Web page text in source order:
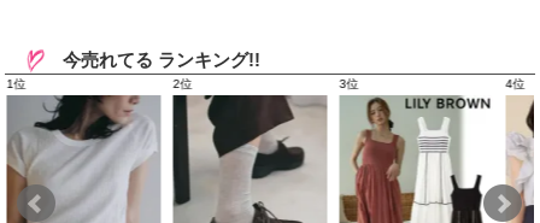
今売れてる ランキング!!